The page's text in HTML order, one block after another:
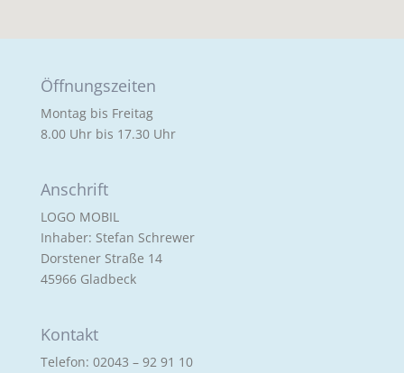
Öffnungszeiten
Montag bis Freitag
8.00 Uhr bis 17.30 Uhr
Anschrift
LOGO MOBIL
Inhaber: Stefan Schrewer
Dorstener Straße 14
45966 Gladbeck
Kontakt
Telefon: 02043 – 92 91 10